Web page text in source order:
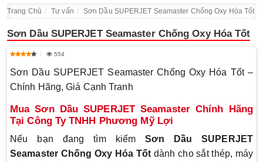
Trang Chủ Tư vấn Sơn Dầu SUPERJET Seamaster Chống Oxy Hóa Tốt
Sơn Dầu SUPERJET Seamaster Chống Oxy Hóa Tốt
554
Sơn Dầu SUPERJET Seamaster Chống Oxy Hóa Tốt –
Chính Hãng, Giá Cạnh Tranh
Mua Sơn Dầu SUPERJET Seamaster Chính Hãng
Tại Công Ty TNHH Phương Mỹ Lợi
Nếu bạn đang tìm kiếmSơn Dầu SUPERJET
Seamaster Chống Oxy Hóa Tốt dành cho sắt thép, máy